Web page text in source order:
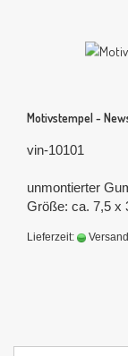
Motivstempel -
vin-10101
unmontierter
Größe: ca. 7,5 x
Lieferzeit: